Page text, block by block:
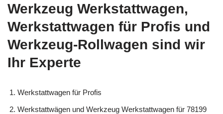
Werkzeug Werkstattwagen,
Werkstattwagen für Profis und
Werkzeug-Rollwagen sind wir
Ihr Experte
Werkstattwagen für Profis
Werkstattwägen und Werkzeug Werkstattwagen für 78199